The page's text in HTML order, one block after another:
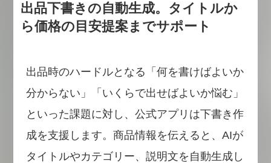
出品下書きの自動生成。タイトルか
ら価格の目安提案までサポート
出品時のハードルとなる「何を書けばよいか
分からない」「いくらで出せばよいか悩む」
といった課題に対し、公式アプリは下書き作
成を支援します。商品情報を伝えると、AIが
タイトルやカテゴリー、説明文を自動生成し